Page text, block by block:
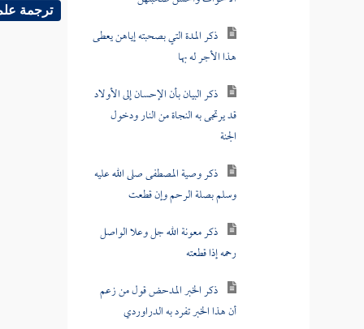
هذا الأجر له بها
قد يرتجى به النجاة من النار ودخول
الجنة
وسلم بصلة الرحم وإن قطعت
رحمه إذا قطعته
أن هذا الخبر تفرد به الدراوردي
ترجمة